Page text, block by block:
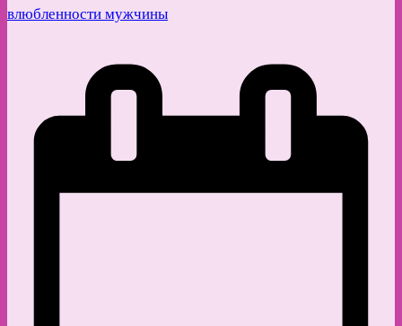
влюбленности мужчины